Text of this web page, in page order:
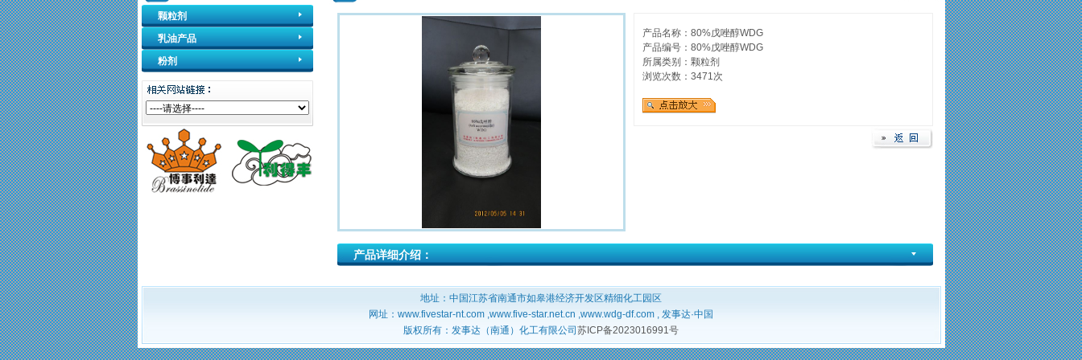
颗粒剂
乳油产品
粉剂
产品名称：80%戊唑醇WDG
产品编号：80%戊唑醇WDG
所属类别：颗粒剂
浏览次数：3471次
产品详细介绍：
地址：中国江苏省南通市如皋港经济开发区精细化工园区
网址：www.fivestar-nt.com ,www.five-star.net.cn ,www.wdg-df.com , 发事达·中国
版权所有：发事达（南通）化工有限公司 苏ICP备2023016991号